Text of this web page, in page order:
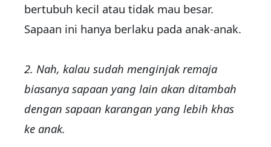
bertubuh kecil atau tidak mau besar.
Sapaan ini hanya berlaku pada anak-anak.
2. Nah, kalau sudah menginjak remaja
biasanya sapaan yang lain akan ditambah
dengan sapaan karangan yang lebih khas
ke anak.